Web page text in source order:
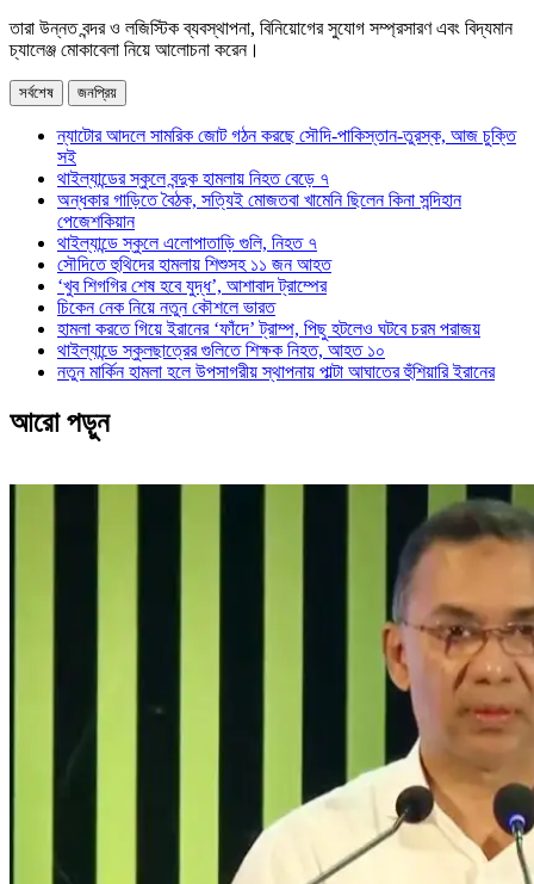
তারা উন্নত বন্দর ও লজিস্টিক ব্যবস্থাপনা, বিনিয়োগের সুযোগ সম্প্রসারণ এবং বিদ্যমান
চ্যালেঞ্জ মোকাবেলা নিয়ে আলোচনা করেন।
সর্বশেষ জনপ্রিয়
ন্যাটোর আদলে সামরিক জোট গঠন করছে সৌদি-পাকিস্তান-তুরস্ক, আজ চুক্তি
সই
থাইল্যান্ডের স্কুলে বন্দুক হামলায় নিহত বেড়ে ৭
অন্ধকার গাড়িতে বৈঠক, সত্যিই মোজতবা খামেনি ছিলেন কিনা সন্দিহান
পেজেশকিয়ান
থাইল্যান্ডে স্কুলে এলোপাতাড়ি গুলি, নিহত ৭
সৌদিতে হুথিদের হামলায় শিশুসহ ১১ জন আহত
‘খুব শিগগির শেষ হবে যুদ্ধ’, আশাবাদ ট্রাম্পের
চিকেন নেক নিয়ে নতুন কৌশলে ভারত
হামলা করতে গিয়ে ইরানের ‘ফাঁদে’ ট্রাম্প, পিছু হটলেও ঘটবে চরম পরাজয়
থাইল্যান্ডে স্কুলছাত্রের গুলিতে শিক্ষক নিহত, আহত ১০
নতুন মার্কিন হামলা হলে উপসাগরীয় স্থাপনায় পাল্টা আঘাতের হুঁশিয়ারি ইরানের
আরো পড়ুন